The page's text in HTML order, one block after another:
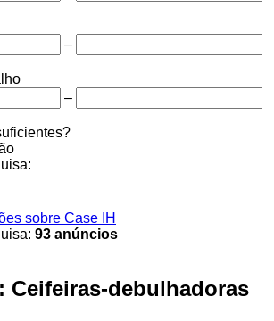
–
–
sobre Case IH
93 anúncios
Ceifeiras-debulhadoras